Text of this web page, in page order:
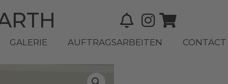
GALERIE AUFTRAGSARBEITEN CONTACT